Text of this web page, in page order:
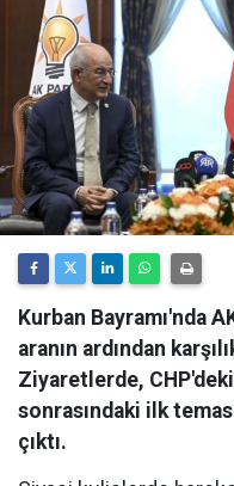
Kurban Bayramı'nda
aranın ardından
Ziyaretlerde,
sonrasındaki ilk
çıktı.